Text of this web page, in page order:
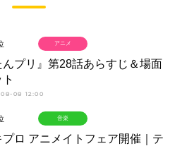
んプリ』第28話あらすじ＆場面
08 12:00
アニメ
プロ アニメイトフェア開催｜テ
音楽